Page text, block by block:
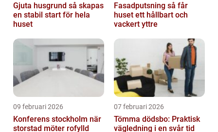
Gjuta husgrund så skapas
en stabil start för hela
huset
Fasadputsning så får
huset ett hållbart och
vackert yttre
09 februari 2026
Konferens stockholm när
storstad möter rofylld
07 februari 2026
Tömma dödsbo: Praktisk
vägledning i en svår tid